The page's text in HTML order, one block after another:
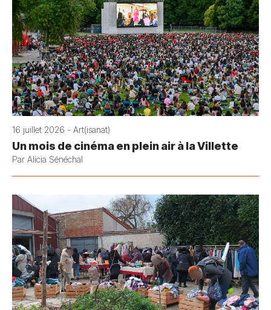
16 juillet 2026 - Art(isanat)
Un mois de cinéma en plein air à la Villette
Par Alicia Sénéchal